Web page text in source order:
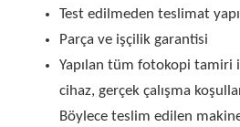
Test edilmeden teslimat
Parça ve işçilik garantisi
Yapılan tüm fotokopi tamiri
cihaz, gerçek çalışma
Böylece teslim edilen